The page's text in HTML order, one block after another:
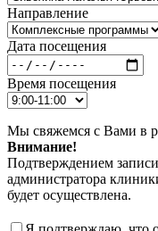
Направление
Дата посещения
Время посещения
Мы свяжемся с Вами в
Внимание!
Подтверждением
администратора
будет осуществлена.